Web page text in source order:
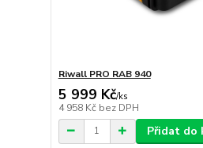
Riwall PRO RAB 940
5 999 Kč/ks
4 958 Kč bez DPH
Přidat do